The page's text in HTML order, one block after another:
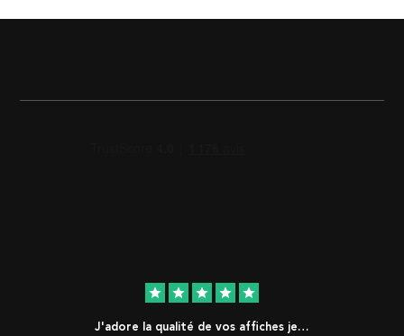
star star star star star
J'adore la qualité de vos affiches je…